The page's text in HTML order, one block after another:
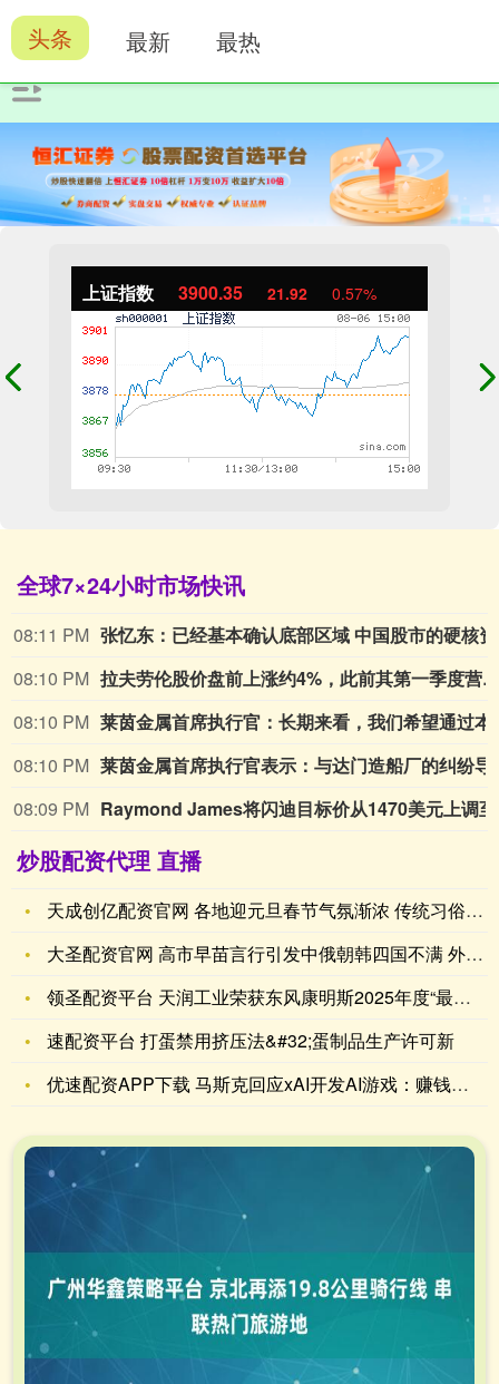
上证指数 3900.35 21.92 0.57%
全球7×24小时市场快讯
08:11 PM
08:10 PM
拉夫劳伦股价盘前上涨约4%，此前其第一季度营收和利润均超出市场预期。
08:10 PM
08:10 PM
08:09 PM
炒股配资代理 直播
天成创亿配资官网 各地迎元旦春节气氛渐浓 传统习俗与丰富供应
大圣配资官网 高市早苗言行引发中俄朝韩四国不满 外交孤立危机
领圣配资平台 天润工业荣获东风康明斯2025年度“最佳合作奖
速配资平台 打蛋禁用挤压法&#32;蛋制品生产许可新
优速配资APP下载 马斯克回应xAI开发AI游戏：赚钱是次要
头条 最新 最热